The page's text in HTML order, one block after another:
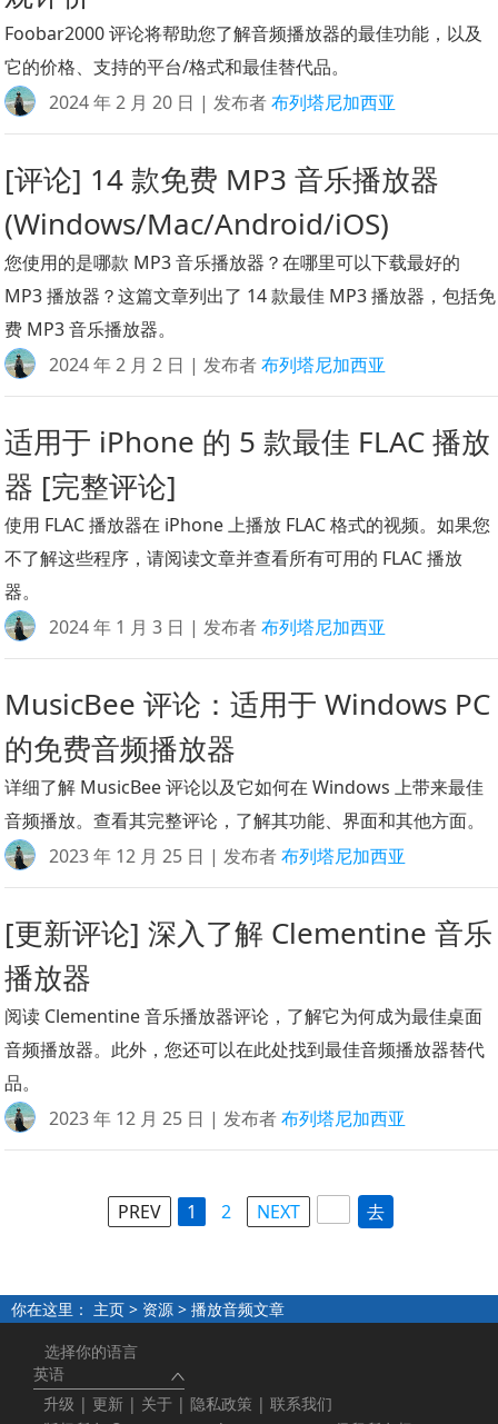
Foobar2000 评论将帮助您了解音频播放器的最佳功能，以及
它的价格、支持的平台/格式和最佳替代品。
2024 年 2 月 20 日 | 发布者布列塔尼加西亚
[评论] 14 款免费 MP3 音乐播放器
(Windows/Mac/Android/iOS)
您使用的是哪款 MP3 音乐播放器？在哪里可以下载最好的
MP3 播放器？这篇文章列出了 14 款最佳 MP3 播放器，包括免
费 MP3 音乐播放器。
2024 年 2 月 2 日 | 发布者布列塔尼加西亚
适用于 iPhone 的 5 款最佳 FLAC 播放
器 [完整评论]
使用 FLAC 播放器在 iPhone 上播放 FLAC 格式的视频。如果您
不了解这些程序，请阅读文章并查看所有可用的 FLAC 播放
器。
2024 年 1 月 3 日 | 发布者布列塔尼加西亚
MusicBee 评论：适用于 Windows PC
的免费音频播放器
详细了解 MusicBee 评论以及它如何在 Windows 上带来最佳
音频播放。查看其完整评论，了解其功能、界面和其他方面。
2023 年 12 月 25 日 | 发布者布列塔尼加西亚
[更新评论] 深入了解 Clementine 音乐
播放器
阅读 Clementine 音乐播放器评论，了解它为何成为最佳桌面
音频播放器。此外，您还可以在此处找到最佳音频播放器替代
品。
2023 年 12 月 25 日 | 发布者布列塔尼加西亚
PREV 1 2 NEXT 去
你在这里： 主页 > 资源 > 播放音频文章
升级 | 更新 | 关于 | 隐私政策 | 联系我们
选择你的语言
英语